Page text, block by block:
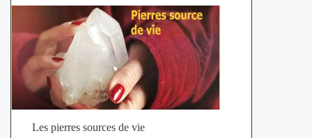
Les pierres sources de vie